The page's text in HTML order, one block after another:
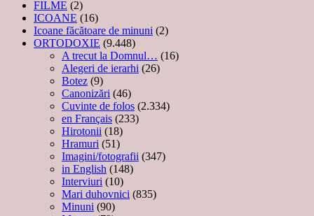
FILME (2)
ICOANE (16)
Icoane făcătoare de minuni (2)
ORTODOXIE (9.448)
A trecut la Domnul… (16)
Alegeri de ierarhi (26)
Botez (9)
Canonizări (46)
Cuvinte de folos (2.334)
en Français (233)
Hirotonii (18)
Hramuri (51)
Imagini/fotografii (347)
in English (148)
Interviuri (10)
Mari duhovnici (835)
Minuni (90)